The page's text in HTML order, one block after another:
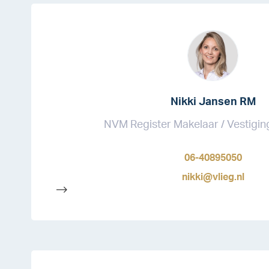
Nikki Jansen RM
NVM Register Makelaar /
06-40895050
nikki@vlieg.nl
-->